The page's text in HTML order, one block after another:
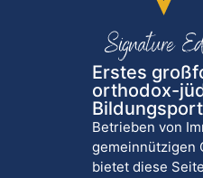
Erstes
orthodox-
Betrieben von
gemeinnützigen
bietet diese